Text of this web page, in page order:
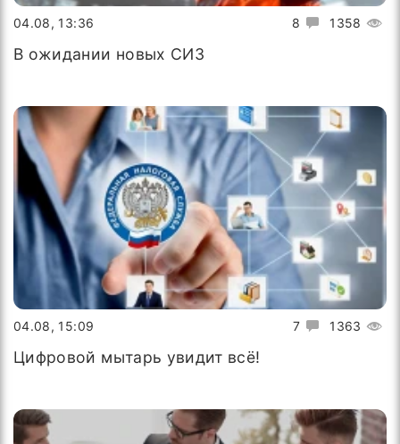
8 1358
04.08, 13:36
В ожидании новых СИЗ
7 1363
04.08, 15:09
Цифровой мытарь увидит всё!